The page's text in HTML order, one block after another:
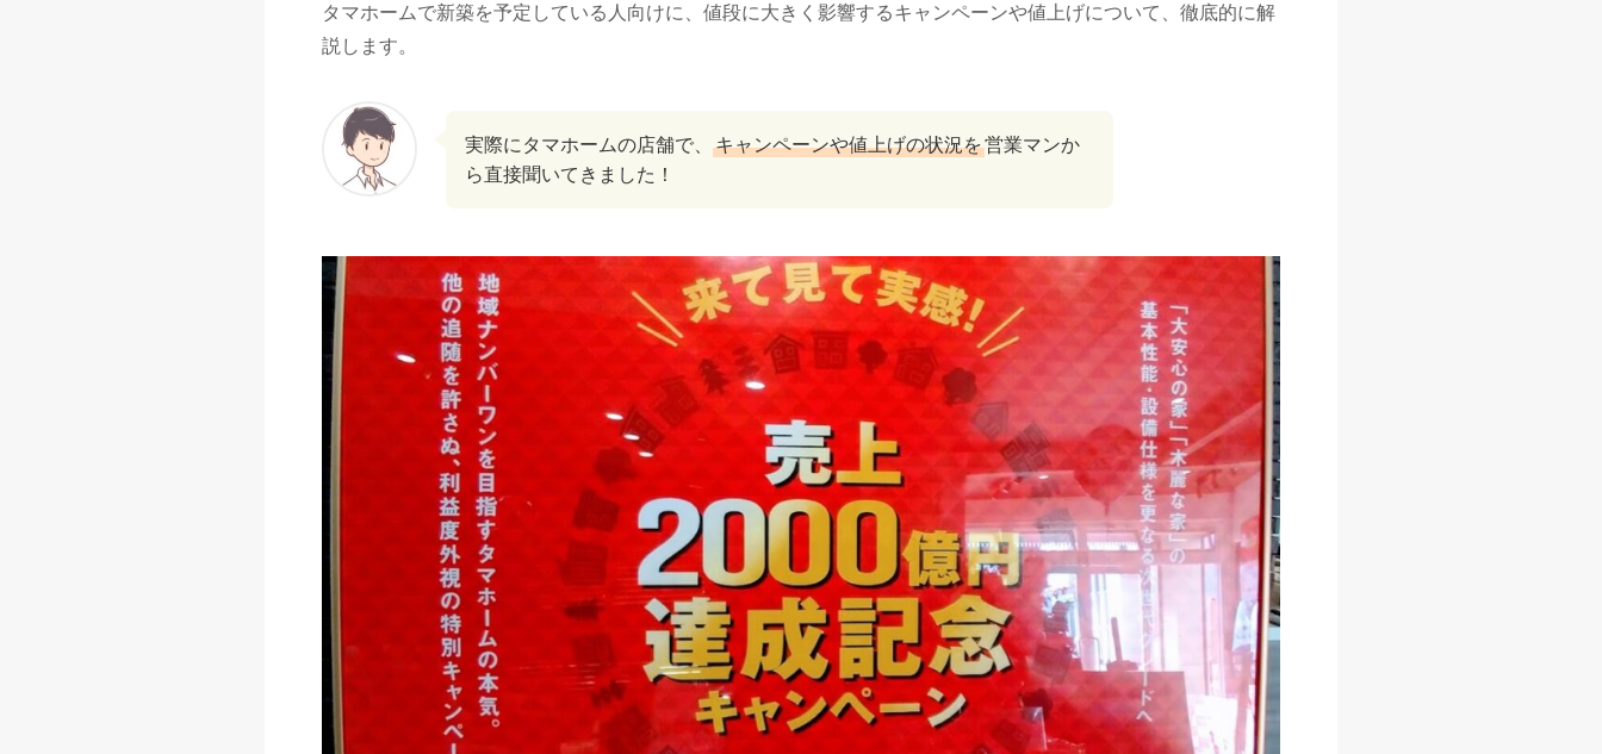
タマホームで新築を予定している人向けに、値段に大きく影響するキャンペーンや値上げについて、徹底的に解
説します。
実際にタマホームの店舗で、 キャンペーンや値上げの状況を営業マンか
ら直接聞いてきました！